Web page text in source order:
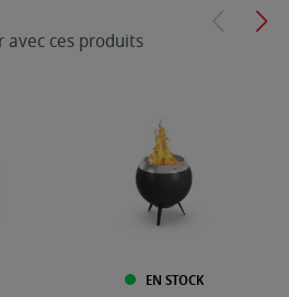
ces produits
EN STOCK